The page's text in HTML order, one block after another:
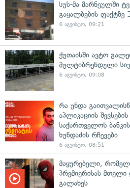
სუს-მა მარნეულში
გაყალბების ფაქტზე
6 აგვისტო, 09:21
ქუთაისში ავტო
მულტიბრენდული
6 აგვისტო, 09:08
რა უნდა
აპლიკაციის
საქართველოს
ხუნდაძის რჩევები
6 აგვისტო, 08:51
მაყურებელი,
პრემიერისას
გალახეს